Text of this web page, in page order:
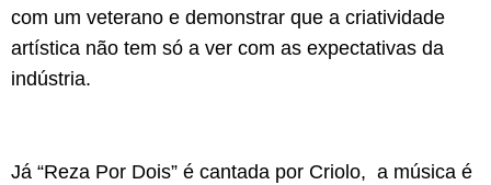
com um veterano e demonstrar que a criatividade
artística não tem só a ver com as expectativas da
indústria.
Já “Reza Por Dois” é cantada por Criolo, a música é